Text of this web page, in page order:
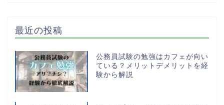
最近の投稿
公務員試験の勉強はカフェが向い
ている？メリットデメリットを経
験から解説